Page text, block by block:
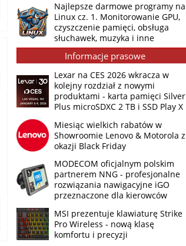
Najlepsze darmowe programy na
Linux cz. 1. Monitorowanie GPU,
czyszczenie pamięci, obsługa
słuchawek, muzyka i inne
Informacje prasowe
Lexar na CES 2026 wkracza w
kolejny rozdział z nowymi
produktami - karta pamięci Silver
Plus microSDXC 2 TB i SSD Play X
Miesiąc wielkich rabatów w
Showroomie Lenovo & Motorola z
okazji Black Friday
MODECOM oficjalnym polskim
partnerem NNG - profesjonalne
rozwiązania nawigacyjne iGO
przeznaczone dla kierowców
MSI prezentuje klawiaturę Strike
Pro Wireless - nową klasę
komfortu i precyzji